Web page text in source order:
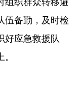
组织群众转移避
伍备勤，及时检
好应急救援队